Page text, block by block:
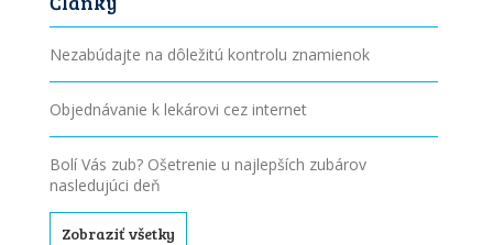
Nezabúdajte na dôležitú kontrolu znamienok
Objednávanie k lekárovi cez internet
Bolí Vás zub? Ošetrenie u najlepších zubárov
nasledujúci deň
Zobraziť všetky